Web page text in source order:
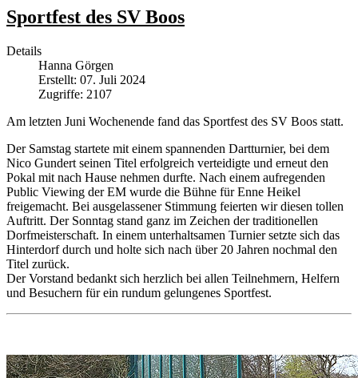
Sportfest des SV Boos
Details
Hanna Görgen
Erstellt: 07. Juli 2024
Zugriffe: 2107
Am letzten Juni Wochenende fand das Sportfest des SV Boos statt.
Der Samstag startete mit einem spannenden Dartturnier, bei dem
Nico Gundert seinen Titel erfolgreich verteidigte und erneut den
Pokal mit nach Hause nehmen durfte. Nach einem aufregenden
Public Viewing der EM wurde die Bühne für Enne Heikel
freigemacht. Bei ausgelassener Stimmung feierten wir diesen tollen
Auftritt. Der Sonntag stand ganz im Zeichen der traditionellen
Dorfmeisterschaft. In einem unterhaltsamen Turnier setzte sich das
Hinterdorf durch und holte sich nach über 20 Jahren nochmal den
Titel zurück.
Der Vorstand bedankt sich herzlich bei allen Teilnehmern, Helfern
und Besuchern für ein rundum gelungenes Sportfest.